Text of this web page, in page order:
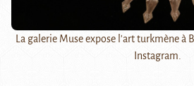
La galerie Muse expose l'art turkmène à
Instagram.